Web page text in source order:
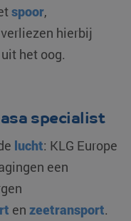
spoor,
hierbij
het oog.
specialist
lucht: KLG Europe
een
en zeetransport.